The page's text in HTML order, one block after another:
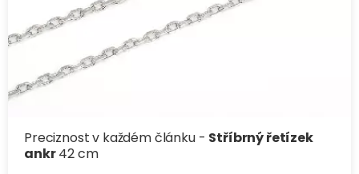
Preciznost v každém článku - Stříbrný řetízek
ankr42 cm